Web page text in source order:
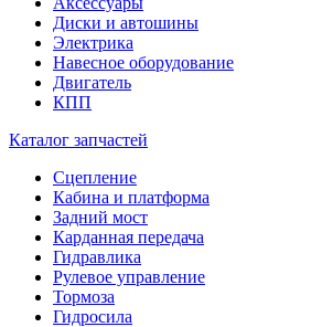
Диски и автошины
Электрика
Навесное оборудование
Двигатель
КПП
Каталог запчастей
Сцепление
Кабина и платформа
Задний мост
Карданная передача
Гидравлика
Рулевое управление
Тормоза
Гидросила